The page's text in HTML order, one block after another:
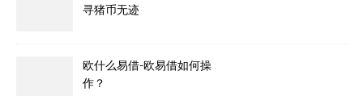
寻猪币无迹
欧什么易借-欧易借如何操
作？